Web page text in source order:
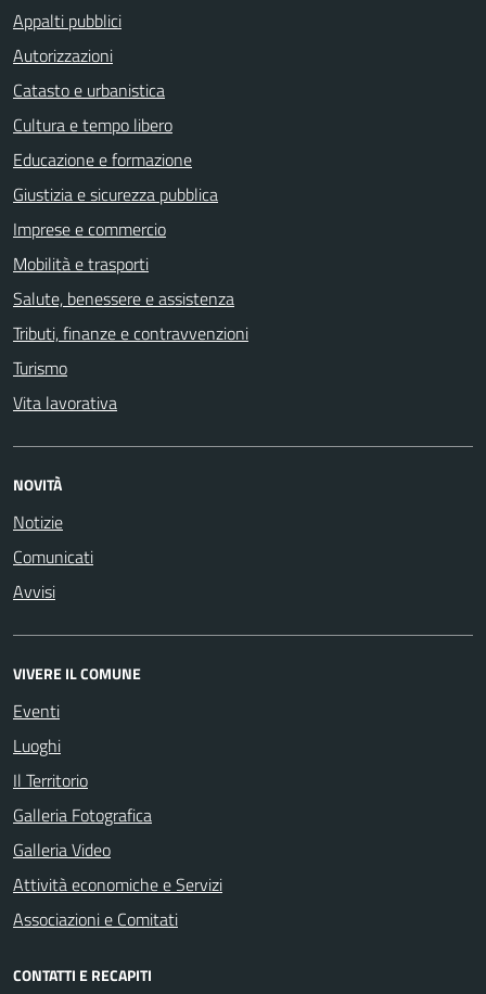
Appalti pubblici
Autorizzazioni
Catasto e urbanistica
Cultura e tempo libero
Educazione e formazione
Giustizia e sicurezza pubblica
Imprese e commercio
Mobilità e trasporti
Salute, benessere e assistenza
Tributi, finanze e contravvenzioni
Turismo
Vita lavorativa
NOVITÀ
Notizie
Comunicati
Avvisi
VIVERE IL COMUNE
Eventi
Luoghi
Il Territorio
Galleria Fotografica
Galleria Video
Attività economiche e Servizi
Associazioni e Comitati
CONTATTI E RECAPITI